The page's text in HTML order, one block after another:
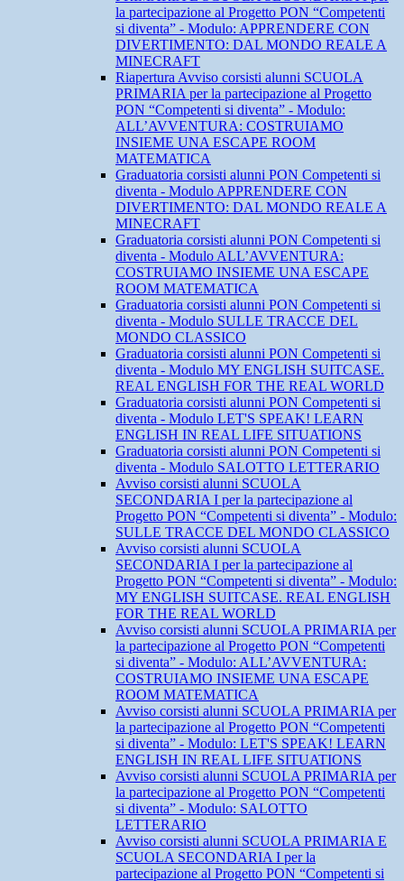
la partecipazione al Progetto PON “Competenti
si diventa” - Modulo: APPRENDERE CON
DIVERTIMENTO: DAL MONDO REALE A
MINECRAFT
Riapertura Avviso corsisti alunni SCUOLA
PRIMARIA per la partecipazione al Progetto
PON “Competenti si diventa” - Modulo:
ALL’AVVENTURA: COSTRUIAMO
INSIEME UNA ESCAPE ROOM
MATEMATICA
Graduatoria corsisti alunni PON Competenti si
diventa - Modulo APPRENDERE CON
DIVERTIMENTO: DAL MONDO REALE A
MINECRAFT
Graduatoria corsisti alunni PON Competenti si
diventa - Modulo ALL’AVVENTURA:
COSTRUIAMO INSIEME UNA ESCAPE
ROOM MATEMATICA
Graduatoria corsisti alunni PON Competenti si
diventa - Modulo SULLE TRACCE DEL
MONDO CLASSICO
Graduatoria corsisti alunni PON Competenti si
diventa - Modulo MY ENGLISH SUITCASE.
REAL ENGLISH FOR THE REAL WORLD
Graduatoria corsisti alunni PON Competenti si
diventa - Modulo LET'S SPEAK! LEARN
ENGLISH IN REAL LIFE SITUATIONS
Graduatoria corsisti alunni PON Competenti si
diventa - Modulo SALOTTO LETTERARIO
Avviso corsisti alunni SCUOLA
SECONDARIA I per la partecipazione al
Progetto PON “Competenti si diventa” - Modulo:
SULLE TRACCE DEL MONDO CLASSICO
Avviso corsisti alunni SCUOLA
SECONDARIA I per la partecipazione al
Progetto PON “Competenti si diventa” - Modulo:
MY ENGLISH SUITCASE. REAL ENGLISH
FOR THE REAL WORLD
Avviso corsisti alunni SCUOLA PRIMARIA per
la partecipazione al Progetto PON “Competenti
si diventa” - Modulo: ALL’AVVENTURA:
COSTRUIAMO INSIEME UNA ESCAPE
ROOM MATEMATICA
Avviso corsisti alunni SCUOLA PRIMARIA per
la partecipazione al Progetto PON “Competenti
si diventa” - Modulo: LET'S SPEAK! LEARN
ENGLISH IN REAL LIFE SITUATIONS
Avviso corsisti alunni SCUOLA PRIMARIA per
la partecipazione al Progetto PON “Competenti
si diventa” - Modulo: SALOTTO
LETTERARIO
Avviso corsisti alunni SCUOLA PRIMARIA E
SCUOLA SECONDARIA I per la
partecipazione al Progetto PON “Competenti si